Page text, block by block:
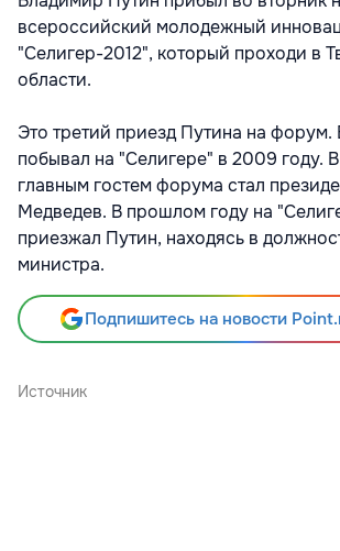
всероссийский молодежный
"Селигер-2012", который проходи в
области.
Это третий приезд Путина на форум.
побывал на "Селигере" в 2009 году.
главным гостем форума стал
Медведев. В прошлом году на
приезжал Путин, находясь в
министра.
Подпишитесь на новости
Источник